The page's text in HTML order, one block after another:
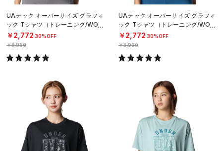
UAテック オーバーサイズ グラフィ
ック Tシャツ（トレーニング/WOM
EN）
￥2,772 30%OFF
￥3,960
UAテック オーバーサイズ グラフィ
ック Tシャツ（トレーニング/WOM
EN）
￥2,772 30%OFF
￥3,960